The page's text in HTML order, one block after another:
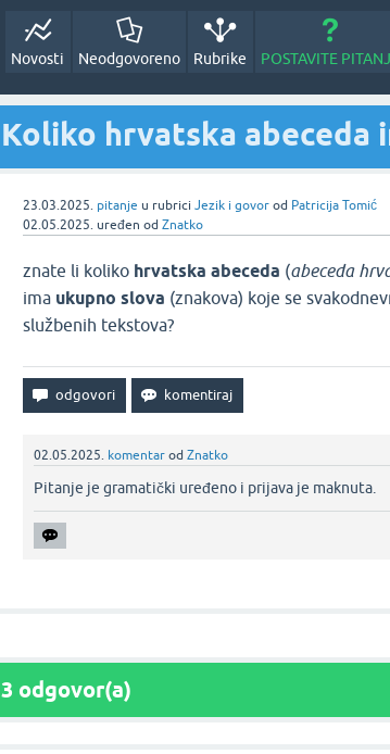
Novosti Neodgovoreno Rubrike POSTAVITE
Koliko hrvatska abeceda
23.03.2025. pitanje u rubrici Jezik i govor od Patricija Tomić
02.05.2025. uređen od Znatko
znate li koliko hrvatska abeceda (abeceda
ima ukupno slova (znakova) koje se
službenih tekstova?
02.05.2025. komentar od Znatko
Pitanje je gramatički uređeno i prijava je maknuta.‌
3 odgovor(a)